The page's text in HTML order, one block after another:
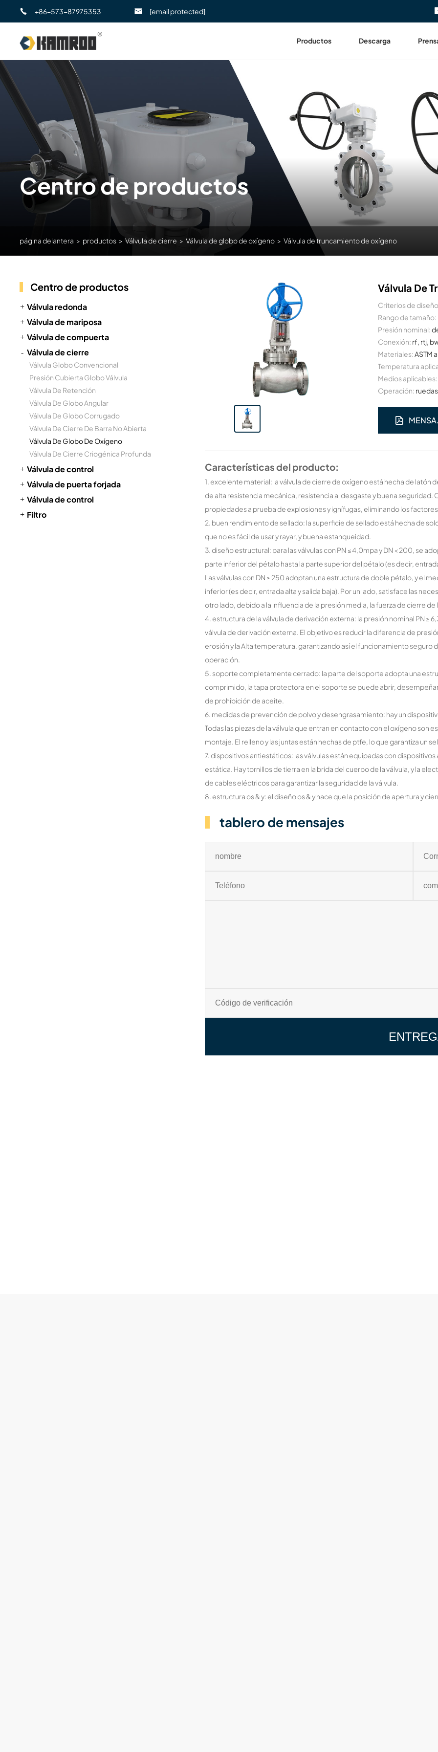
+86-573-87975353 [email protected]
Productos Descarga
Centro de productos
página delantera > productos > Válvula de cierre > Válvula de globo de oxígeno > Válvula de truncamiento de oxígeno
Centro de productos
Válvula redonda
Válvula de mariposa
Válvula de compuerta
Válvula de cierre
Válvula Globo Convencional
Presión Cubierta Globo Válvula
Válvula De Retención
Válvula De Globo Angular
Válvula De Globo Corrugado
Válvula De Cierre De Barra No Abierta
Válvula De Globo De Oxígeno
Válvula De Cierre Criogénica Profunda
Válvula de control
Válvula de puerta forjada
Válvula de control
Filtro
Válvula De
Criterios de
Rango de tamaño:
Presión nominal:
Conexión: rf, rtj,
Materiales: ASTM
Temperatura
Medios aplicables:
Operación:
Características del producto:
1. excelente material: la válvula de cierre de oxígeno está hecha de latón
de alta resistencia mecánica, resistencia al desgaste y buena seguridad.
propiedades a prueba de explosiones y ignífugas, eliminando los
2. buen rendimiento de sellado: la superficie de sellado está hecha de
que no es fácil de usar y rayar, y buena estanqueidad.
3. diseño estructural: para las válvulas con PN ≤ 4,0mpa y DN < 200, se
parte inferior del pétalo hasta la parte superior del pétalo (es decir,
Las válvulas con DN ≥ 250 adoptan una estructura de doble pétalo, y el
inferior (es decir, entrada alta y salida baja). Por un lado, satisface las
otro lado, debido a la influencia de la presión media, la fuerza de cierre
4. estructura de la válvula de derivación externa: la presión nominal PN ≥
válvula de derivación externa. El objetivo es reducir la diferencia de
erosión y la Alta temperatura, garantizando así el funcionamiento seguro
operación.
5. soporte completamente cerrado: la parte del soporte adopta una
comprimido, la tapa protectora en el soporte se puede abrir,
de prohibición de aceite.
6. medidas de prevención de polvo y desengrasamiento: hay un
Todas las piezas de la válvula que entran en contacto con el oxígeno
montaje. El relleno y las juntas están hechas de ptfe, lo que garantiza un
7. dispositivos antiestáticos: las válvulas están equipadas con
estática. Hay tornillos de tierra en la brida del cuerpo de la válvula, y la
de cables eléctricos para garantizar la seguridad de la válvula.
8. estructura os & y: el diseño os & y hace que la posición de apertura y
tablero de mensajes